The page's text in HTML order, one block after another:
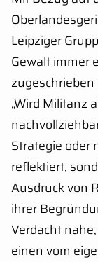
Leipziger
Gewalt immer
„Wird Militanz
Strategie oder
reflektiert,
Ausdruck von
ihrer
Verdacht
einen vom